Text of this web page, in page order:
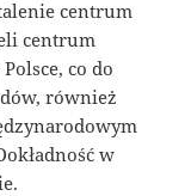
centrum
centrum
co do
również
w